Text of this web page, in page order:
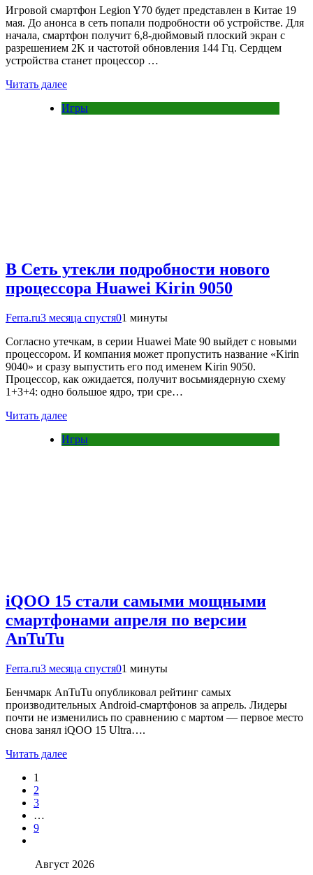
Игровой смартфон Legion Y70 будет представлен в Китае 19
мая. До анонса в сеть попали подробности об устройстве. Для
начала, смартфон получит 6,8-дюймовый плоский экран с
разрешением 2K и частотой обновления 144 Гц. Сердцем
устройства станет процессор …
Читать далее
Игры
В Сеть утекли подробности нового
процессора Huawei Kirin 9050
Ferra.ru3 месяца спустя01 минуты
Согласно утечкам, в серии Huawei Mate 90 выйдет с новыми
процессором. И компания может пропустить название «Kirin
9040» и сразу выпустить его под именем Kirin 9050.
Процессор, как ожидается, получит восьмиядерную схему
1+3+4: одно большое ядро, три сре…
Читать далее
Игры
iQOO 15 стали самыми мощными
смартфонами апреля по версии
AnTuTu
Ferra.ru3 месяца спустя01 минуты
Бенчмарк AnTuTu опубликовал рейтинг самых
производительных Android-смартфонов за апрель. Лидеры
почти не изменились по сравнению с мартом — первое место
снова занял iQOO 15 Ultra….
Читать далее
1
2
3
…
9
Август 2026